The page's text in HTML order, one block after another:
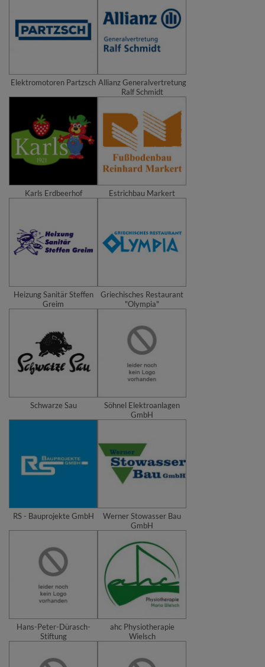
Elektromotoren Partzsch Allianz Generalvertretung
Ralf Schmidt
Karls Erdbeerhof Estrichbau Markert
Heizung Sanitär Steffen
Greim
Griechisches Restaurant
"Olympia"
Schwarze Sau
Söhnel Elektroanlagen
GmbH
RS - Bauprojekte GmbH
Werner Stowasser Bau
GmbH
Hans-Peter-Dürasch-
Stiftung
ahc Physiotherapie
Wielsch